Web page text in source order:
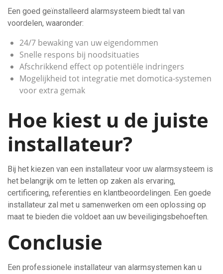
Een goed geïnstalleerd alarmsysteem biedt tal van
voordelen, waaronder:
24/7 bewaking van uw eigendommen
Snelle respons bij noodsituaties
Afschrikkend effect op potentiële indringers
Mogelijkheid tot integratie met domotica-systemen
voor extra gemak
Hoe kiest u de juiste
installateur?
Bij het kiezen van een installateur voor uw alarmsysteem is
het belangrijk om te letten op zaken als ervaring,
certificering, referenties en klantbeoordelingen. Een goede
installateur zal met u samenwerken om een oplossing op
maat te bieden die voldoet aan uw beveiligingsbehoeften.
Conclusie
Een professionele installateur van alarmsystemen kan u